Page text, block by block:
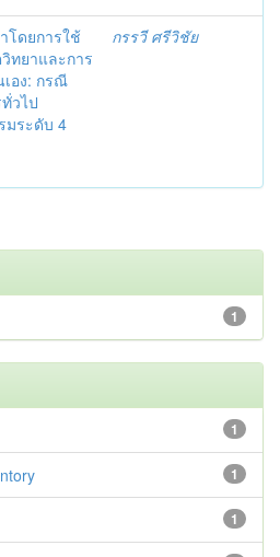
โดยการใช้
ทยาและการ
อง: กรณี
วไป
มระดับ 4
กรรวี ศรีวิชัย
1
1
1
1